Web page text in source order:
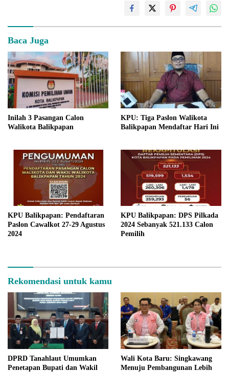
Baca Juga
Inilah 3 Pasangan Calon
Walikota Balikpapan
KPU: Tiga Paslon Walikota
Balikpapan Mendaftar Hari Ini
KPU Balikpapan: Pendaftaran
Paslon Cawalkot 27-29 Agustus
2024
KPU Balikpapan: DPS Pilkada
2024 Sebanyak 521.133 Calon
Pemilih
Rekomendasi untuk kamu
DPRD Tanahlaut Umumkan
Penetapan Bupati dan Wakil
Wali Kota Baru: Singkawang
Menuju Pembangunan Lebih